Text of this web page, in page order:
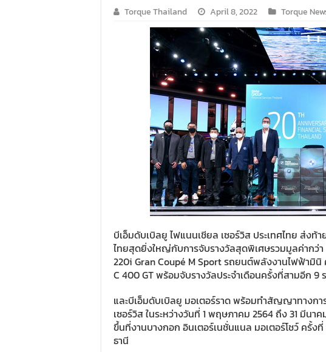
Torque Thailand April 8, 2022 Torque
บีเอ็มดับเบิลยู ไฟแนนเชียล เซอร์วิส ประเทศไทย ส่ง
ไทยสุดยิ่งใหญ่กับการจับรางวัลสุดพิเศษรวมมูลค่ากว่
220i Gran Coupé M Sport รถยนต์พลังงานไฟฟ้ามินิ
C 400 GT พร้อมจับรางวัลประจำเดือนครั้งที่สามอีก
และบีเอ็มดับเบิลยู มอเตอร์ราด พร้อมทำสัญญาทางก
เซอร์วิส ในระหว่างวันที่ 1 พฤษภาคม 2564 ถึง 31 มีน
ขึ้นที่งานบางกอก อินเตอร์เนชั่นแนล มอเตอร์โชว์ ครั้ง
ธานี